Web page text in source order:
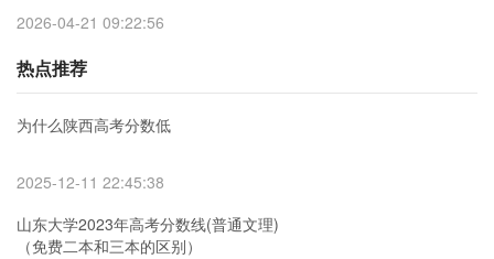
2026-04-21 09:22:56
热点推荐
为什么陕西高考分数低
2025-12-11 22:45:38
山东大学2023年高考分数线(普通文理)
（免费二本和三本的区别）